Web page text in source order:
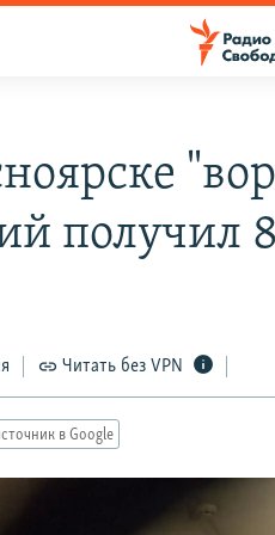
получил
Читать без VPN
в Google